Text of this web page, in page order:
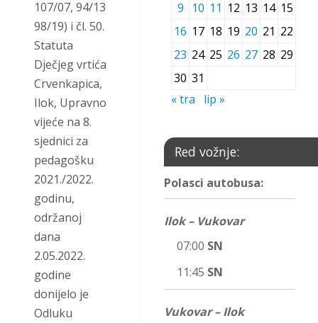
107/07, 94/13
98/19) i čl. 50.
Statuta
Dječjeg vrtića
Crvenkapica,
Ilok, Upravno
vijeće na 8.
sjednici za
pedagošku
2021./2022.
godinu,
održanoj
dana
2.05.2022.
godine
donijelo je
Odluku
9
10 11 12 13 14 15
16 17 18 19 20 21 22
23 24 25 26 27 28 29
30 31
« tra
lip »
Red vožnje:
Polasci autobusa:
Ilok – Vukovar
07:00 SN
11:45 SN
Vukovar – Ilok